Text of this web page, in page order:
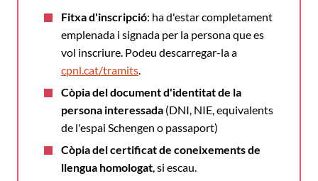
Fitxa d'inscripció: ha d'estar completament
emplenada i signada per la persona que es
vol inscriure. Podeu descarregar-la a
cpnl.cat/tramits.
Còpia del document d'identitat de la
persona interessada (DNI, NIE, equivalents
de l'espai Schengen o passaport)
Còpia del certificat de coneixements de
llengua homologat, si escau.